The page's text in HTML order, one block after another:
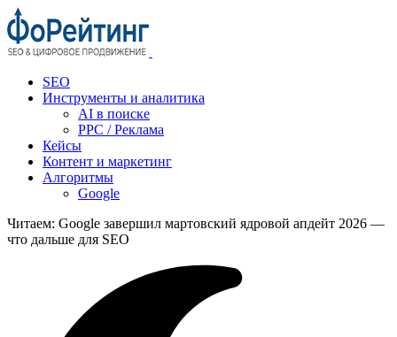
SEO
Инструменты и аналитика
AI в поиске
PPC / Реклама
Кейсы
Контент и маркетинг
Алгоритмы
Google
Читаем: Google завершил мартовский ядровой апдейт 2026 —
что дальше для SEO